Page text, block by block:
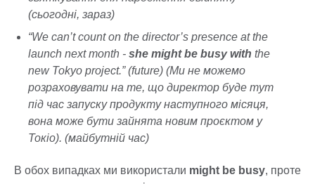
(сьогодні, зараз)
“We can’t count on the director’s presence at the
launch next month - she might be busy with the
new Tokyo project.” (future) (Ми не можемо
розраховувати на те, що директор буде тут
під час запуску продукту наступного місяця,
вона може бути зайнята новим проєктом у
Токіо). (майбутній час)
В обох випадках ми використали might be busy, проте